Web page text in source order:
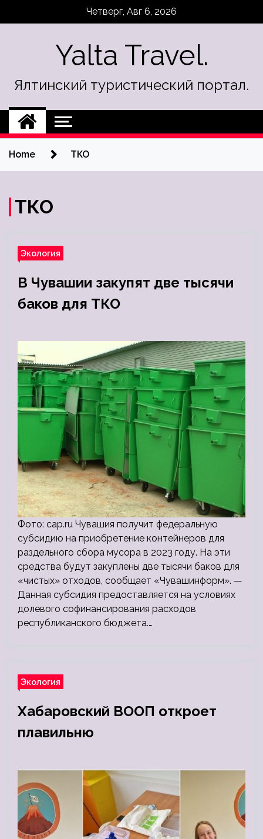
Четверг, Авг 6, 2026
Yalta Travel.
Ялтинский туристический портал.
Home ТКО
ТКО
Экология
В Чувашии закупят две тысячи
баков для ТКО
Фото: cap.ru Чувашия получит федеральную
субсидию на приобретение контейнеров для
раздельного сбора мусора в 2023 году. На эти
средства будут закуплены две тысячи баков для
«чистых» отходов, сообщает «Чувашинформ». —
Данная субсидия предоставляется на условиях
долевого софинансирования расходов
республиканского бюджета.…
Экология
Хабаровский ВООП откроет
плавильню